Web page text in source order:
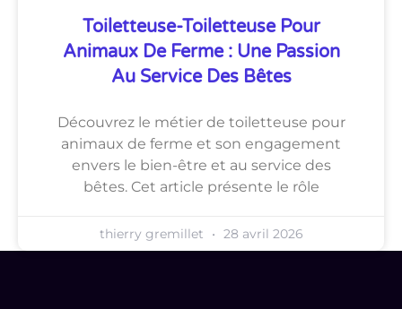
Toiletteuse-Toiletteuse Pour
Animaux De Ferme : Une Passion
Au Service Des Bêtes
Découvrez le métier de toiletteuse pour
animaux de ferme et son engagement
envers le bien-être et au service des
bêtes. Cet article présente le rôle
thierry gremillet 28 avril 2026